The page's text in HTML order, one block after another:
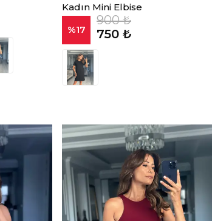
Kadın Mini Elbise
%17
900 ₺
750 ₺